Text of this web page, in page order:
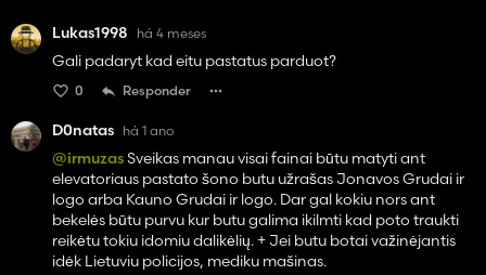
Lukas1998 há 4 meses
Gali padaryt kad eitu pastatus parduot?
0 Responder
D0natas há 1 ano
@irmuzasSveikas manau visai fainai būtu matyti ant
elevatoriaus pastato šono butu užrašas Jonavos Grudai ir
logo arba Kauno Grudai ir logo. Dar gal kokiu nors ant
bekelės būtu purvu kur butu galima ikilmti kad poto traukti
reikėtu tokiu idomiu dalikėlių. + Jei butu botai važinėjantis
idėk Lietuviu policijos, mediku mašinas.